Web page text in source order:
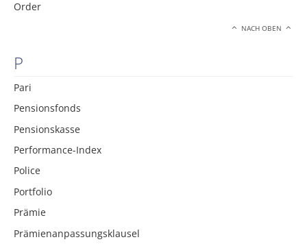
Order
NACH OBEN
P
Pari
Pensionsfonds
Pensionskasse
Performance-Index
Police
Portfolio
Prämie
Prämienanpassungsklausel